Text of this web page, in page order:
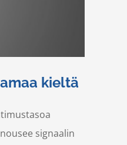
kieltä
signaalin